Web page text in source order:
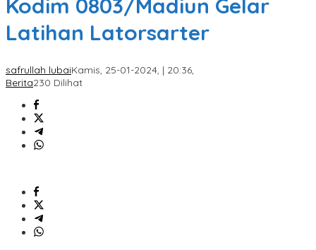
Kodim 0803/Madiun Gelar
Latihan Latorsarter
safrullah lubaiKamis, 25-01-2024, | 20:36,
Berita230 Dilihat